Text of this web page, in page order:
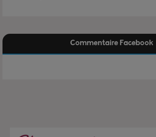
Commentaire Facebook